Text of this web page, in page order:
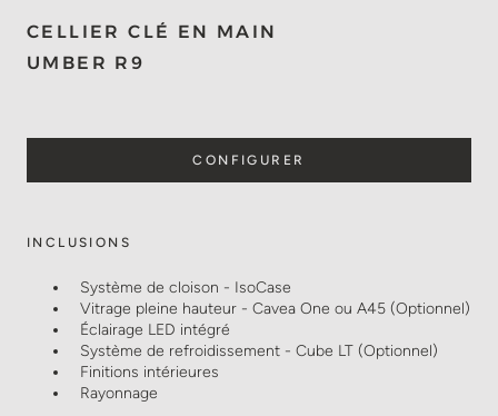
CELLIER CLÉ EN MAIN
UMBER R9
CONFIGURER
INCLUSIONS
Système de cloison - IsoCase
Vitrage pleine hauteur - Cavea One ou A45 (Optionnel)
Éclairage LED intégré
Système de refroidissement - Cube LT (Optionnel)
Finitions intérieures
Rayonnage